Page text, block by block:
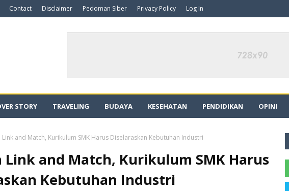
Contact Disclaimer Pedoman Siber Privacy Policy Log In
STORY TRAVELING BUDAYA KESEHATAN PENDIDIKAN OPINI
Link and Match, Kurikulum SMK Harus Diselaraskan Kebutuhan Industri
Link and Match, Kurikulum SMK Harus
Kebutuhan Industri